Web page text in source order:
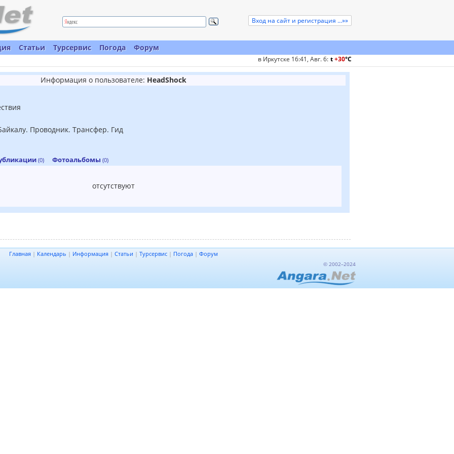
Вход на сайт и регистрация ...»»
Статьи Турсервис Погода Форум
в Иркутске 16:41, Авг. 6: t+30°C
Информация о пользователе: HeadShock
Проводник. Трансфер. Гид
(0) Фотоальбомы (0)
отсутствуют
Главная | Календарь | Информация | Статьи | Турсервис | Погода | Форум
© 2002–2024